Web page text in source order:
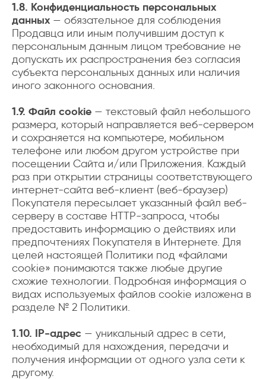
1.8. Конфиденциальность персональных
данных — обязательное для соблюдения
Продавца или иным получившим доступ к
персональным данным лицом требование не
допускать их распространения без согласия
субъекта персональных данных или наличия
иного законного основания.
1.9. Файл cookie — текстовый файл небольшого
размера, который направляется веб-сервером
и сохраняется на компьютере, мобильном
телефоне или любом другом устройстве при
посещении Сайта и/или Приложения. Каждый
раз при открытии страницы соответствующего
интернет-сайта веб-клиент (веб-браузер)
Покупателя пересылает указанный файл веб-
серверу в составе HTTP-запроса, чтобы
предоставить информацию о действиях или
предпочтениях Покупателя в Интернете. Для
целей настоящей Политики под «файлами
cookie» понимаются также любые другие
схожие технологии. Подробная информация о
видах используемых файлов cookie изложена в
разделе № 2 Политики.
1.10. IP-адрес — уникальный адрес в сети,
необходимый для нахождения, передачи и
получения информации от одного узла сети к
другому.